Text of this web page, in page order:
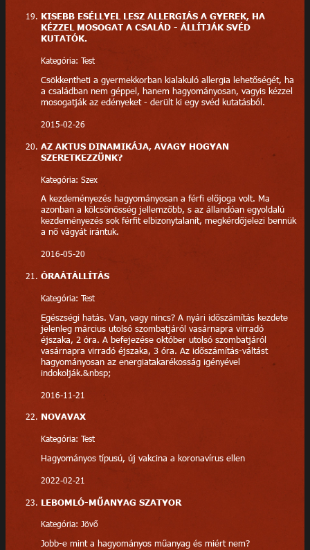
KISEBB ESÉLLYEL LESZ ALLERGIÁS A GYEREK, HA
KÉZZEL MOSOGAT A CSALÁD - ÁLLÍTJÁK SVÉD
KUTATÓK.
Kategória: Test
Csökkentheti a gyermekkorban kialakuló allergia lehetőségét, ha
a családban nem géppel, hanem hagyományosan, vagyis kézzel
mosogatják az edényeket - derült ki egy svéd kutatásból.
2015-02-26
AZ AKTUS DINAMIKÁJA, AVAGY HOGYAN
SZERETKEZZÜNK?
Kategória: Szex
A kezdeményezés hagyományosan a férfi előjoga volt. Ma
azonban a kölcsönösség jellemzőbb, s az állandóan egyoldalú
kezdeményezés sok férfit elbizonytalanít, megkérdőjelezi bennük
a nő vágyát irántuk.
2016-05-20
ÓRAÁTÁLLÍTÁS
Kategória: Test
Egészségi hatás. Van, vagy nincs? A nyári időszámítás kezdete
jelenleg március utolsó szombatjáról vasárnapra virradó
éjszaka, 2 óra. A befejezése október utolsó szombatjáról
vasárnapra virradó éjszaka, 3 óra. Az időszámítás-váltást
hagyományosan az energiatakarékosság igényével
indokolják.&nbsp;
2016-11-21
NOVAVAX
Kategória: Test
Hagyományos típusú, új vakcina a koronavírus ellen
2022-02-21
LEBOMLÓ-MŰANYAG SZATYOR
Kategória: Jövő
Jobb-e mint a hagyományos műanyag és miért nem?